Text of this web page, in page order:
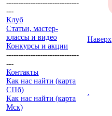
------------------------------
---
Клуб
Статьи, мастер-
классы и видео
Конкурсы и акции
------------------------------
---
Контакты
Как нас найти (карта
СПб)
Как нас найти (карта
Мск)
Наверх
.